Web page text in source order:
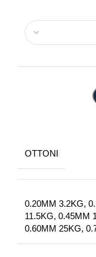
OTTONI
0.20MM 3.2KG,
11.5KG, 0.45MM
0.60MM 25KG,